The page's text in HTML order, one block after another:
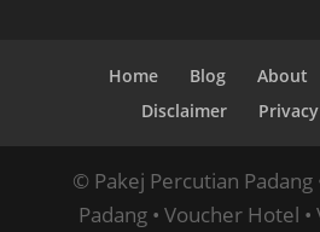
Home Blog About
Disclaimer
© Pakej Percutian Padang
Padang • Voucher Hotel